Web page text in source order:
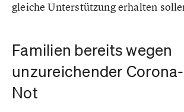
gleiche Unterstützung erhalten
Familien bereits wegen
unzureichender
Not